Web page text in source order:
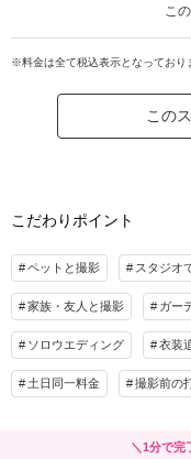
着付け
家族と撮影
その他含むもの
■無料セット■納品全データ美肌
料、通常クリーニング料、スタ
ンナー、ブーケ ※ドレス&タキ
相談予約する
来店・オンライン
こ
雑誌やCMに使われる庭付ス
の良い素敵な場所で思い出を
花嫁様のご希望に沿ったプラ
ぜひお気軽にご相談ください♪
撮影料
着付け
アルバム
家族と撮影
※料金は全て税込表示となっており
この
こだわりポイント
ペットと撮影 スタジオ
家族・友人と撮影 ガー
ソロウエディング 衣装
土日同一料金 撮影前の
＼1分で完